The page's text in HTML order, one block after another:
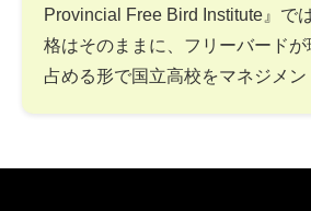
Provincial Free Bird Institute』で
格はそのままに、フリーバード
占める形で国立高校をマネジメン